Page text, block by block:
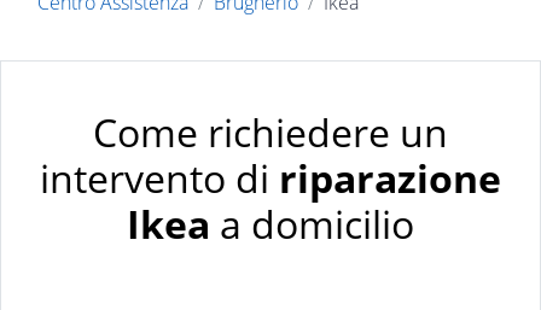
Come richiedere un
intervento di riparazione
Ikea a domicilio